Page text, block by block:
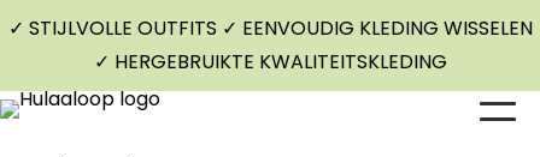
✓ STIJLVOLLE OUTFITS ✓ EENVOUDIG KLEDING WISSELEN
✓ HERGEBRUIKTE KWALITEITSKLEDING